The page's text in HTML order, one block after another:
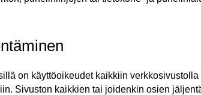
on käyttöoikeudet kaikkiin
Sivuston kaikkien tai joidenkin osien